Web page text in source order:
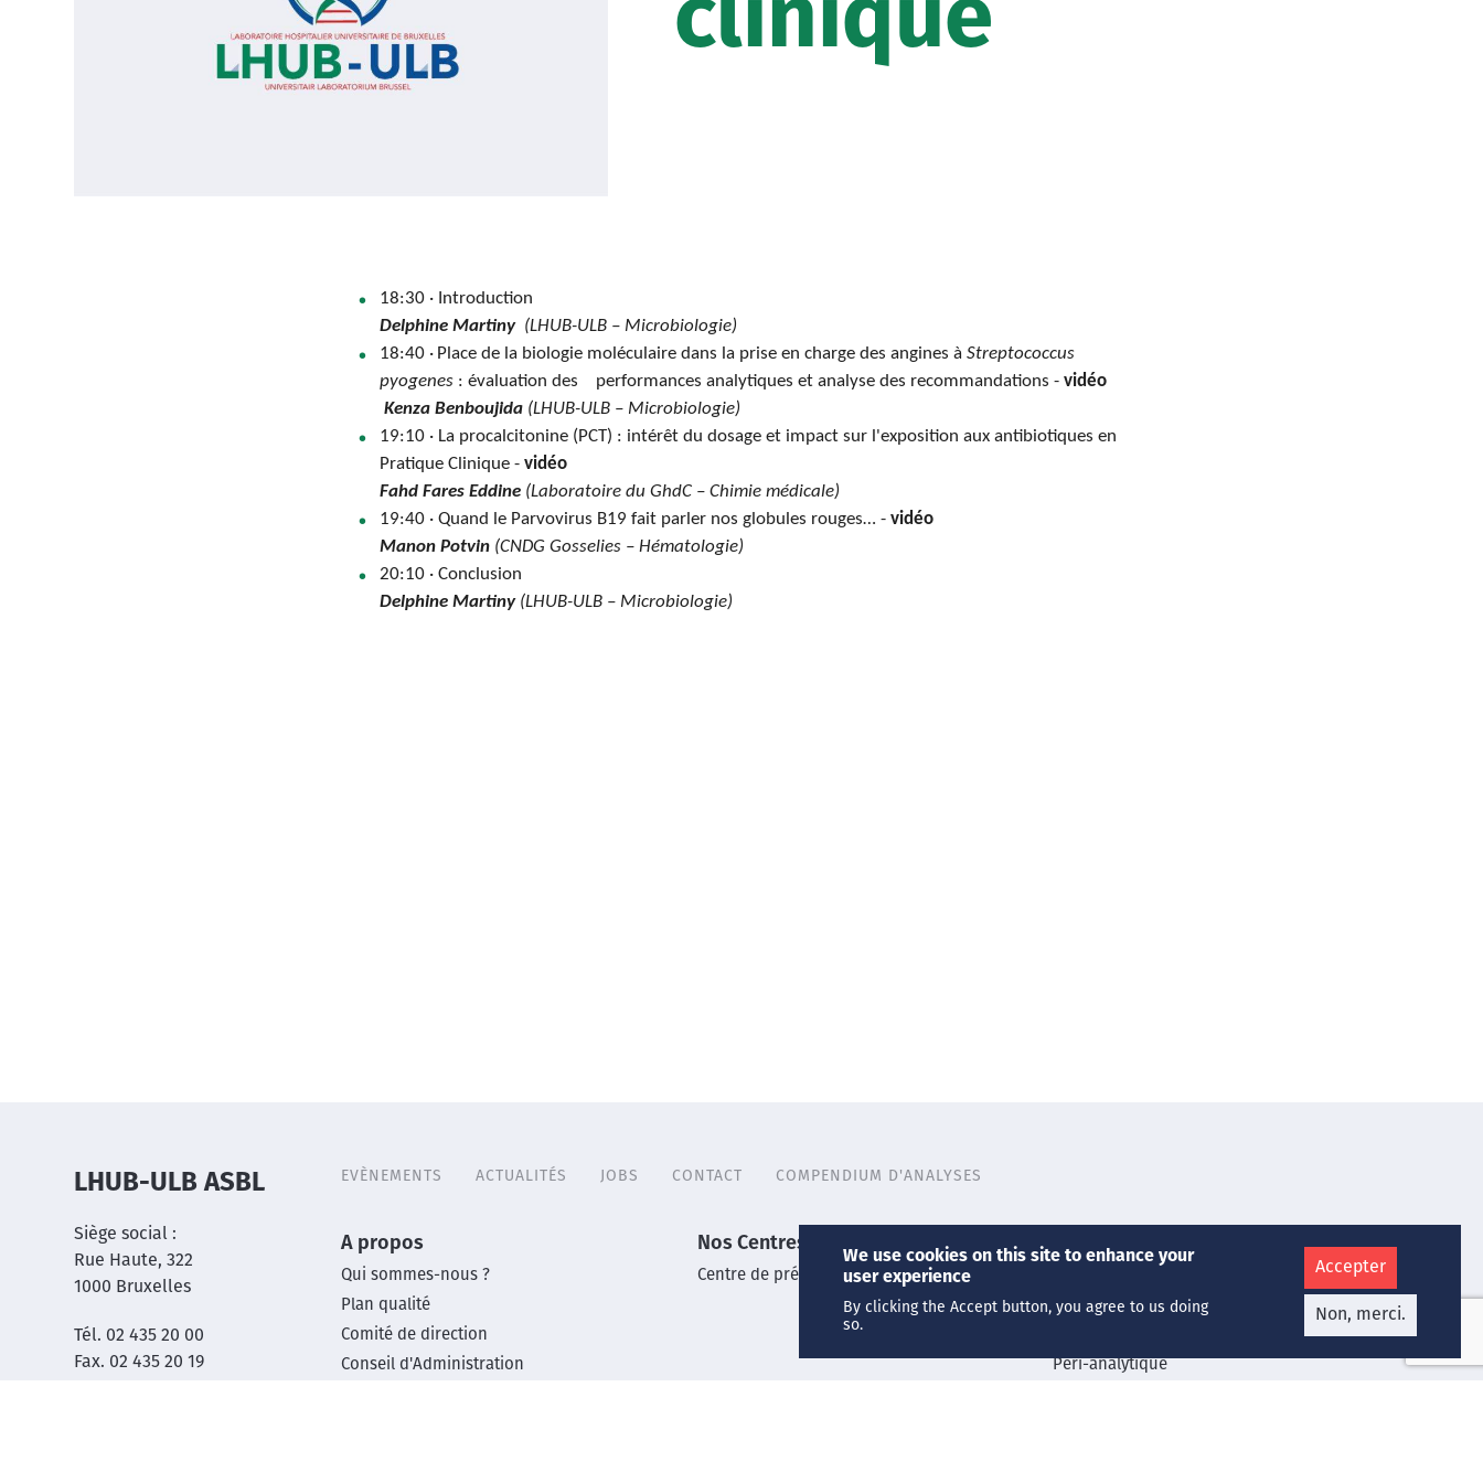
clinique
18:30 · Introduction
Delphine Martiny (LHUB-ULB – Microbiologie)
18:40 · Place de la biologie moléculaire dans la prise en charge des angines àStreptococcus
pyogenes : évaluation des performances analytiques et analyse des recommandations -vidéo
Kenza Benboujida (LHUB-ULB – Microbiologie)
19:10 · La procalcitonine (PCT) : intérêt du dosage et impact sur l'exposition aux antibiotiques en
Pratique Clinique -vidéo
Fahd Fares Eddine (Laboratoire du GhdC – Chimie médicale)
19:40 ·Quand le Parvovirus B19 fait parler nos globules rouges… -vidéo
Manon Potvin (CNDG Gosselies – Hématologie)
20:10 · Conclusion
Delphine Martiny (LHUB-ULB – Microbiologie)
LHUB-ULB ASBL
Siège social :
Rue Haute, 322
1000 Bruxelles
Tél. 02 435 20 00
Fax. 02 435 20 19
Header
menu
EVÈNEMENTS ACTUALITÉS JOBS CONTACT COMPENDIUM D'ANALYSES
Main
footer
menu
A propos
Qui sommes-nous ?
Plan qualité
Comité de direction
Conseil d'Administration
Nos Centres
Centre de prélèvements
Nos Services
Hématologie
Péri-analytique
We use cookies on this site to enhance your
user experience
By clicking the Accept button, you agree to us doing
so.
Accepter
Non, merci.